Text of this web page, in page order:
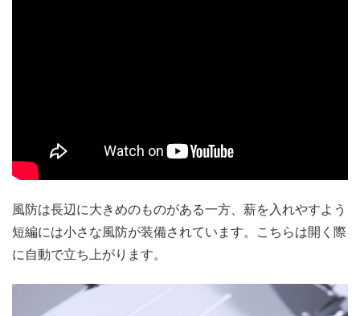
風防は長辺に大きめのものがある一方、薪を入れやすよう
短編には小さな風防が装備されています。こちらは開く際
に自動で立ち上がります。